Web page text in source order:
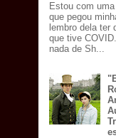
Estou com
que pegou
lembro dela ter
que tive
nada de Sh...